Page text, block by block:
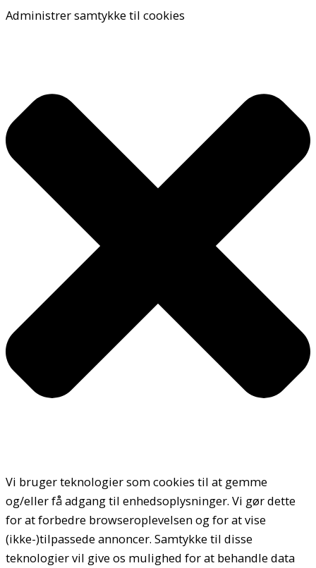
Administrer samtykke til cookies
Vi bruger teknologier som cookies til at gemme
og/eller få adgang til enhedsoplysninger. Vi gør dette
for at forbedre browseroplevelsen og for at vise
(ikke-)tilpassede annoncer. Samtykke til disse
teknologier vil give os mulighed for at behandle data